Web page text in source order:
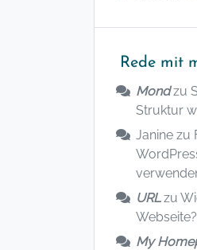
Rede mit
Mondzu
Struktur
Janine zu
URLzu
Webseite?
My